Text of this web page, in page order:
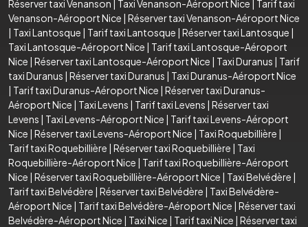
Réserver taxi Venanson | Taxi Venanson-Aéroport Nice | Tarif taxi
Venanson-Aéroport Nice | Réserver taxi Venanson-Aéroport Nice
| Taxi Lantosque | Tarif taxi Lantosque | Réserver taxi Lantosque |
Taxi Lantosque-Aéroport Nice | Tarif taxi Lantosque-Aéroport
Nice | Réserver taxi Lantosque-Aéroport Nice | Taxi Duranus | Tarif
taxi Duranus | Réserver taxi Duranus | Taxi Duranus-Aéroport Nice
| Tarif taxi Duranus-Aéroport Nice | Réserver taxi Duranus-
Aéroport Nice | Taxi Levens | Tarif taxi Levens | Réserver taxi
Levens | Taxi Levens-Aéroport Nice | Tarif taxi Levens-Aéroport
Nice | Réserver taxi Levens-Aéroport Nice | Taxi Roquebillière |
Tarif taxi Roquebillière | Réserver taxi Roquebillière | Taxi
Roquebillière-Aéroport Nice | Tarif taxi Roquebillière-Aéroport
Nice | Réserver taxi Roquebillière-Aéroport Nice | Taxi Belvédère |
Tarif taxi Belvédère | Réserver taxi Belvédère | Taxi Belvédère-
Aéroport Nice | Tarif taxi Belvédère-Aéroport Nice | Réserver taxi
Belvédère-Aéroport Nice | Taxi Nice | Tarif taxi Nice | Réserver taxi